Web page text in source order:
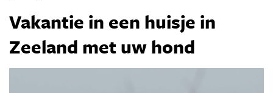
Vakantie in een huisje in
Zeeland met uwhond